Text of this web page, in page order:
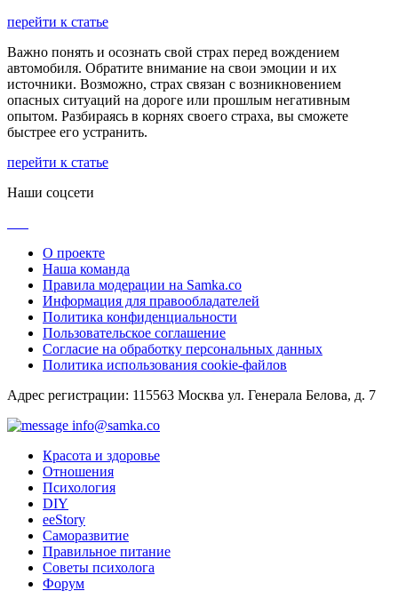
перейти к статье
Важно понять и осознать свой страх перед вождением
автомобиля. Обратите внимание на свои эмоции и их
источники. Возможно, страх связан с возникновением
опасных ситуаций на дороге или прошлым негативным
опытом. Разбираясь в корнях своего страха, вы сможете
быстрее его устранить.
перейти к статье
Наши соцсети
О проекте
Наша команда
Правила модерации на Samka.co
Информация для правообладателей
Политика конфиденциальности
Пользовательское соглашение
Согласие на обработку персональных данных
Политика использования cookie-файлов
Адрес регистрации: 115563 Москва ул. Генерала Белова, д. 7
info@samka.co
Красота и здоровье
Отношения
Психология
DIY
ееStory
Саморазвитие
Правильное питание
Советы психолога
Форум